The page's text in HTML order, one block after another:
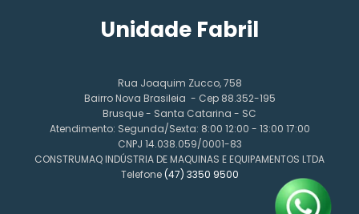
Unidade Fabril
Rua Joaquim Zucco, 758
Bairro Nova Brasileia - Cep 88.352-195
Brusque - Santa Catarina - SC
Atendimento: Segunda/Sexta: 8:00 12:00 - 13:00 17:00
CNPJ 14.038.059/0001-83
CONSTRUMAQ INDÚSTRIA DE MAQUINAS E EQUIPAMENTOS LTDA
Telefone (47) 3350 9500